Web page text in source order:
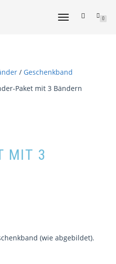
NAVIGATION
0
/ Geschenkband
Paket mit 3 Bändern
MIT 3
(wie abgebildet).